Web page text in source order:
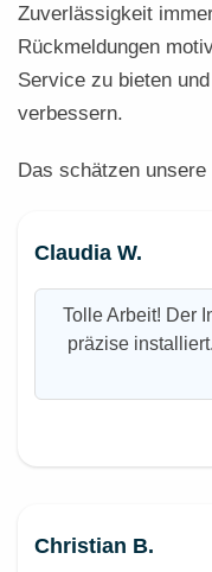
Zuverlässigkeit
Rückmeldungen
Service zu bieten
verbessern.
Das schätzen
Claudia W.
Tolle Arbeit! Der
präzise
Christian B.